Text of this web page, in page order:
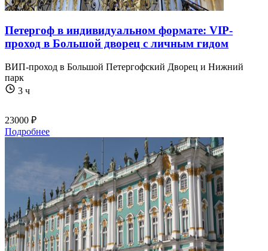
Петергоф в индивидуальном формате: VIP-
проход в Большой дворец с личным гидом
ВИП-проход в Большой Петергофский Дворец и Нижний
парк
3 ч
23000 ₽
Подробнее